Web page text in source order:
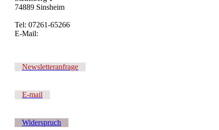
74889 Sinsheim
Tel: 07261-65266
E-Mail:
Newsletteranfrage
E-mail
Widerspruch